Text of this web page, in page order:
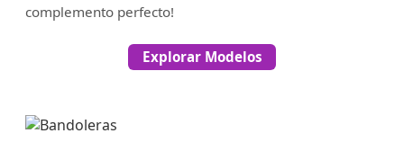
complemento perfecto!
Explorar Modelos